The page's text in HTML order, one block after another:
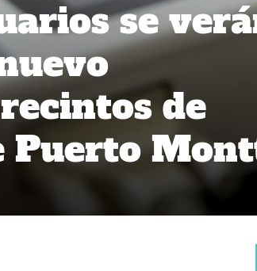
se
de
Puerto